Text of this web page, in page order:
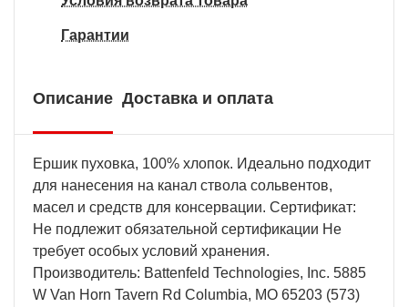
Гарантии
Описание Доставка и оплата
Ершик пуховка, 100% хлопок. Идеально подходит
для нанесения на канал ствола сольвентов,
масел и средств для консервации. Сертификат:
Не подлежит обязательной сертификации Не
требует особых условий хранения.
Производитель: Battenfeld Technologies, Inc. 5885
W Van Horn Tavern Rd Columbia, MO 65203 (573)